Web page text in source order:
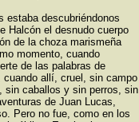
estaba descubriéndonos
Halcón el desnudo cuerpo
de la choza marismeña
momento, cuando
de las palabras de
cuando allí, cruel, sin campo
sin caballos y sin perros, sin
de Juan Lucas,
Pero no fue, como en los